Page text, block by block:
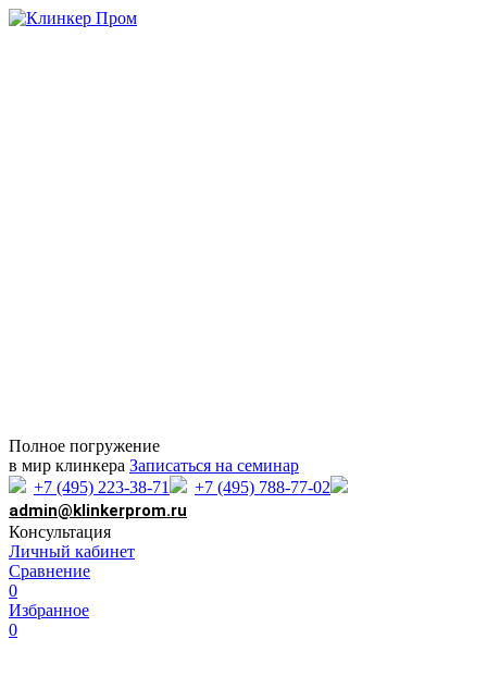
Полное погружение
в мир клинкера Записаться на семинар
+7 (495) 223-38-71
+7 (495) 788-77-02
admin@klinkerprom.ru
Консультация
Личный кабинет
Сравнение
0
Избранное
0